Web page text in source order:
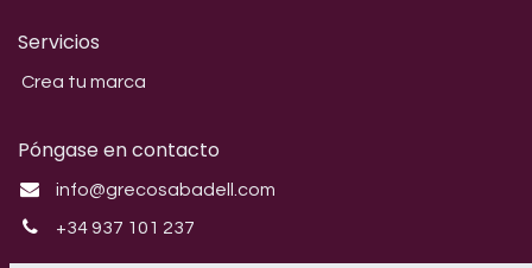
Servicios
Crea tu marca
Póngase en contacto
info@grecosabadell.com
+34 937 101 237